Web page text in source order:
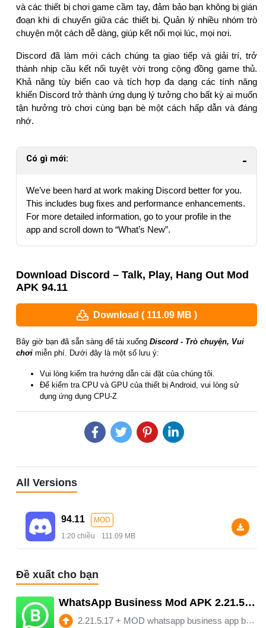
và các thiết bị chơi game cầm tay, đảm bảo bạn không bị gián
đoạn khi di chuyển giữa các thiết bị. Quản lý nhiều nhóm trò
chuyện một cách dễ dàng, giúp kết nối mọi lúc, mọi nơi.
Discord đã làm mới cách chúng ta giao tiếp và giải trí, trở
thành nhịp cầu kết nối tuyệt vời trong cộng đồng game thủ.
Khả năng tùy biến cao và tích hợp đa dạng các tính năng
khiến Discord trở thành ứng dụng lý tưởng cho bất kỳ ai muốn
tận hưởng trò chơi cùng bạn bè một cách hấp dẫn và đáng
nhớ.
Có gì mới:
We’ve been hard at work making Discord better for you.
This includes bug fixes and performance enhancements.
For more detailed information, go to your profile in the
app and scroll down to “What’s New”.
Download Discord – Talk, Play, Hang Out Mod
APK 94.11
Download ( 111.09 MB )
Bây giờ bạn đã sẵn sàng để tải xuống Discord - Trò chuyện, Vui
chơi miễn phí. Dưới đây là một số lưu ý:
Vui lòng kiểm tra hướng dẫn cài đặt của chúng tôi.
Để kiểm tra CPU và GPU của thiết bị Android, vui lòng sử
dụng ứng dụng CPU-Z
All Versions
94.11
MOD
1:20 chiều
111.09 MB
Đề xuất cho bạn
WhatsApp Business Mod APK 2.21.5.17
2.21.5.17 + MOD whatsapp business app by Aaran